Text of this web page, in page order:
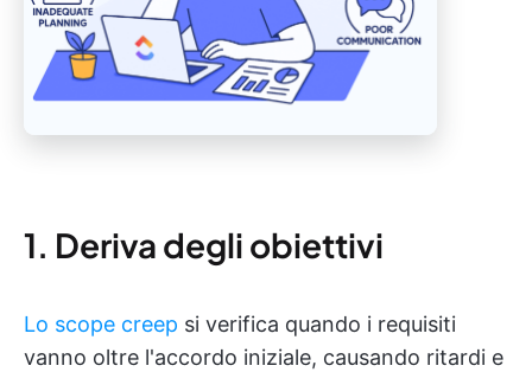
1. Deriva degli obiettivi
Lo scope creep si verifica quando i requisiti
vanno oltre l'accordo iniziale, causando ritardi e